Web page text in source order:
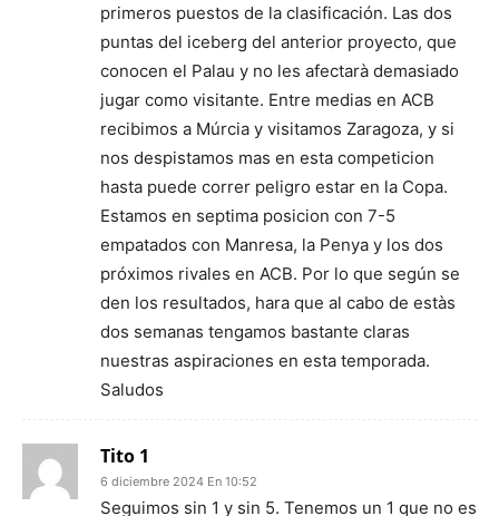
primeros puestos de la clasificación. Las dos
puntas del iceberg del anterior proyecto, que
conocen el Palau y no les afectarà demasiado
jugar como visitante. Entre medias en ACB
recibimos a Múrcia y visitamos Zaragoza, y si
nos despistamos mas en esta competicion
hasta puede correr peligro estar en la Copa.
Estamos en septima posicion con 7-5
empatados con Manresa, la Penya y los dos
próximos rivales en ACB. Por lo que según se
den los resultados, hara que al cabo de estàs
dos semanas tengamos bastante claras
nuestras aspiraciones en esta temporada.
Saludos
Tito 1
6 diciembre 2024 En 10:52
Seguimos sin 1 y sin 5. Tenemos un 1 que no es